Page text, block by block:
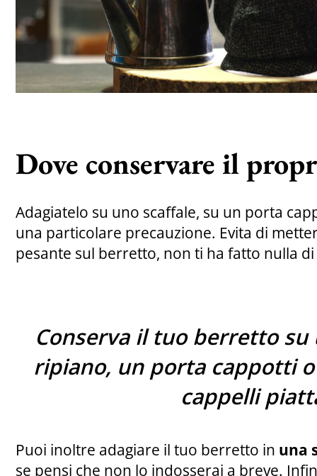
Dove conservare il
Adagiatelo su uno scaffale, su un porta
una particolare precauzione. Evita di
pesante sul berretto, non ti ha fatto nulla
Conserva il tuo berretto su
ripiano, un porta cappotti
cappelli
Puoi inoltre adagiare il tuo berretto in una
se pensi che non lo indosserai a breve.